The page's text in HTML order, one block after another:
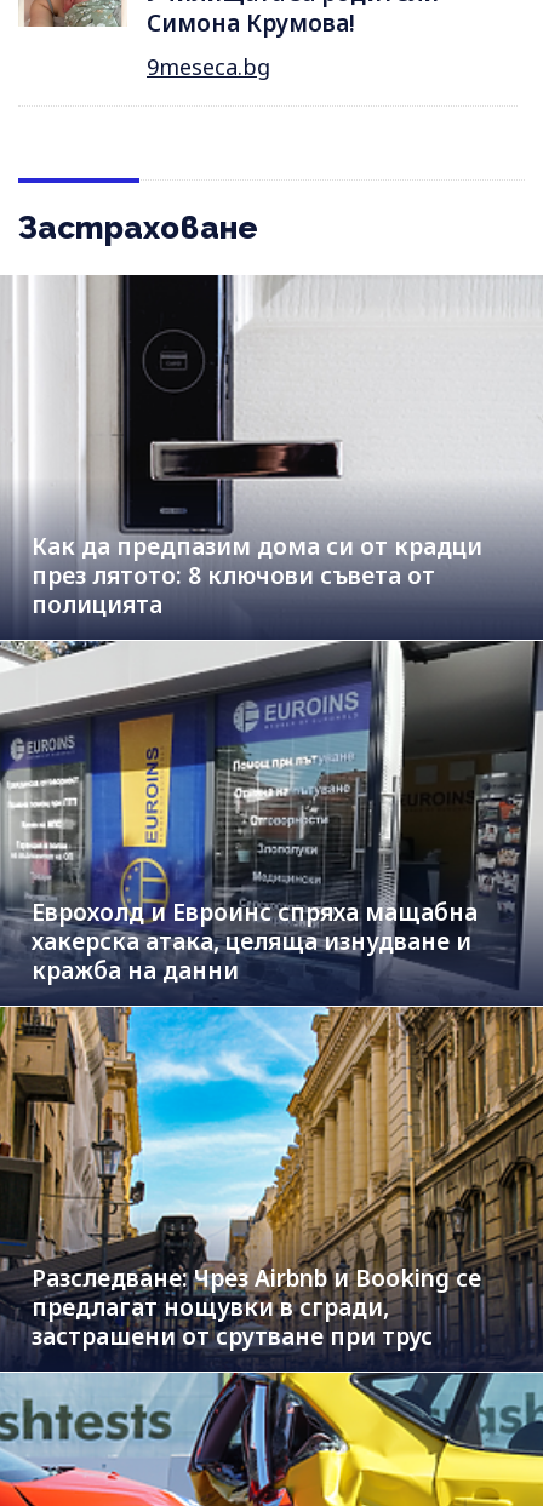
Симона Крумова!
9meseca.bg
Застраховане
Как да предпазим дома си от крадци
през лятото: 8 ключови съвета от
полицията
Еврохолд и Евроинс спряха мащабна
хакерска атака, целяща изнудване и
кражба на данни
Разследване: Чрез Airbnb и Booking се
предлагат нощувки в сгради,
застрашени от срутване при трус